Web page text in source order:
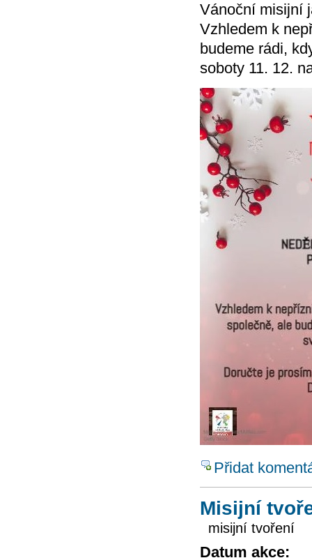
Vánoční misijní
Vzhledem k
budeme rádi,
soboty 11. 12.
Přidat
Misijní
misijní tvoření
Datum akce: